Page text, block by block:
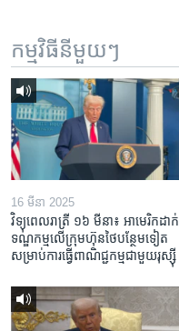
កម្មវិធី​នីមួយៗ
16 មីនា 2025
វិទ្យុពេលរាត្រី ១៦ មីនា៖ អាមេរិក​ដាក់​
ទណ្ឌកម្ម​លើ​ក្រុមហ៊ុន​ថៃ​បន្ថែម​ទៀត​
សម្រាប់​ការ​ធ្វើ​ពាណិជ្ជកម្ម​ជាមួយ​រុស្ស៊ី